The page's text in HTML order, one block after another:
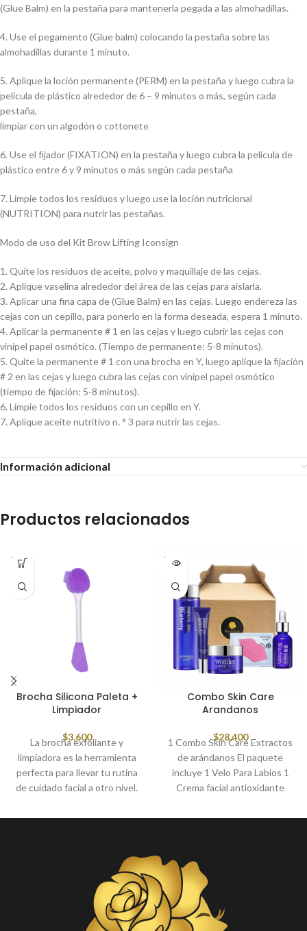
(Glue Balm) en la pestaña para mantenerla pegada a las almohadillas.
4. Use el pegamento (Glue balm) colocando la pestaña sobre las
almohadillas durante 1 minuto.
5. Aplique la loción permanente (PERM) en la pestaña y luego cubra la
película de plástico alrededor de 6 – 9 minutos o más, según cada
pestaña,
limpiar con un algodón o cottonete
6. Use el fijador (FIXATION) en la pestaña y luego cubra la película de
plástico entre 6 y 9 minutos o más según cada pestaña
7. Limpie todos los residuos y luego use la loción nutricional
(NUTRITION) para nutrir las pestañas.
Modo de uso del Kit Brow Lifting Iconsign
1. Quite los residuos de aceite, polvo y maquillaje de las cejas.
2. Aplique vaselina alrededor del área de las cejas para aislarla.
3. Aplicar una fina capa de (Glue Balm) en las cejas. Luego endereza las
cejas con un cepillo, para ponerlo en la forma deseada, espera 1 minuto.
4. Aplicar la permanente # 1 en las cejas y luego cubrir las cejas con
vinipel papel osmótico. (Tiempo de permanente: 5-8 minutos).
5. Quite la permanente # 1 con una brocha en Y, luego aplique la fijación
# 2 en las cejas y luego cubra las cejas con vinipel papel osmótico
(tiempo de fijación: 5-8 minutos).
6. Limpie todos los residuos con un cepillo en Y.
7. Aplique aceite nutritivo n. ° 3 para nutrir las cejas.
Información adicional
Productos relacionados
SOLD
OUT
Brocha Silicona Paleta +
Limpiador
$3,600
La brocha exfoliante y
limpiadora es la herramienta
perfecta para llevar tu rutina
de cuidado facial a otro nivel.
limpieza profunda y suave al
SOLD
OUT
Combo Skin Care
Arandanos
$28,400
1 Combo Skin Care Extractos
de arándanos El paquete
incluye 1 Velo Para Labios 1
Crema facial antioxidante
Suero hidratante de arándanos
Contorno de ojos 20 gr